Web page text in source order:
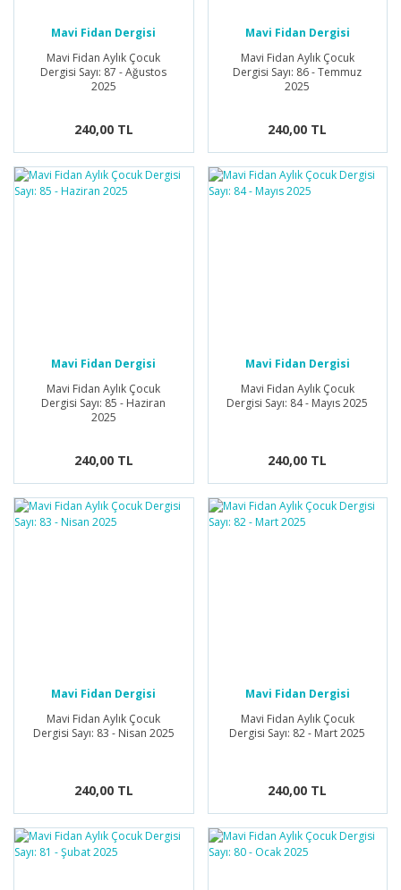
Mavi Fidan Dergisi
Mavi Fidan Aylık Çocuk
Dergisi Sayı: 87 - Ağustos
2025
240,00 TL
Mavi Fidan Dergisi
Mavi Fidan Aylık Çocuk
Dergisi Sayı: 86 - Temmuz
2025
240,00 TL
Mavi Fidan Dergisi
Mavi Fidan Aylık Çocuk
Dergisi Sayı: 85 - Haziran
2025
240,00 TL
Mavi Fidan Dergisi
Mavi Fidan Aylık Çocuk
Dergisi Sayı: 84 - Mayıs 2025
240,00 TL
Mavi Fidan Dergisi
Mavi Fidan Aylık Çocuk
Dergisi Sayı: 83 - Nisan 2025
240,00 TL
Mavi Fidan Dergisi
Mavi Fidan Aylık Çocuk
Dergisi Sayı: 82 - Mart 2025
240,00 TL